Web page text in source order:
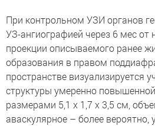
При контрольном УЗИ органов
УЗ-ангиографией через 6 мес от
проекции описываемого ранее
образования в правом
пространстве визуализируется
структуры умеренно
размерами 5,1 х 1,7 х 3,5 см,
аваскулярное – более вероятно,